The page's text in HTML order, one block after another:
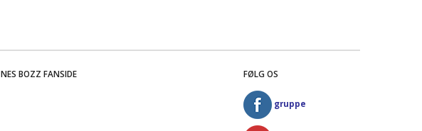
NES BOZZ FANSIDE FØLG OS
gruppe